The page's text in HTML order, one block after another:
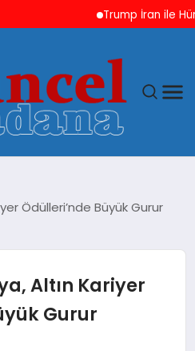
Trump İran ile Hürmüz
Ödülleri’nde Büyük Gurur
Altın Kariyer
Gurur